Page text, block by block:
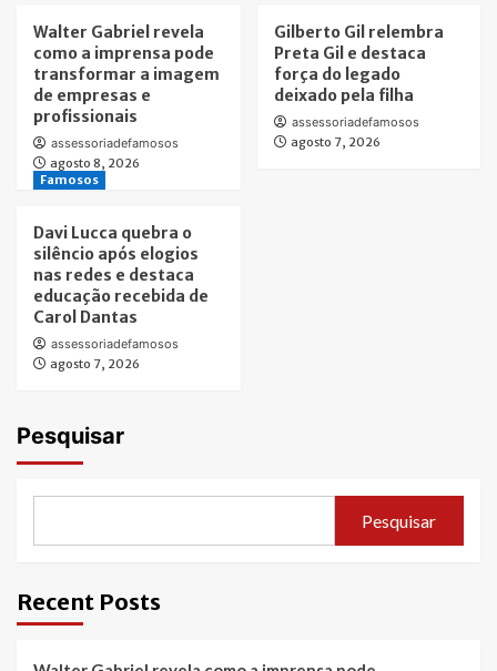
Walter Gabriel revela
como a imprensa pode
transformar a imagem
de empresas e
profissionais
assessoriadefamosos
agosto 8, 2026
Gilberto Gil relembra
Preta Gil e destaca
força do legado
deixado pela filha
assessoriadefamosos
agosto 7, 2026
Famosos
Davi Lucca quebra o
silêncio após elogios
nas redes e destaca
educação recebida de
Carol Dantas
assessoriadefamosos
agosto 7, 2026
Pesquisar
Pesquisar
Recent Posts